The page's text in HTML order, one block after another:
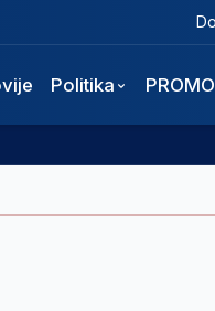
Politika PROMO